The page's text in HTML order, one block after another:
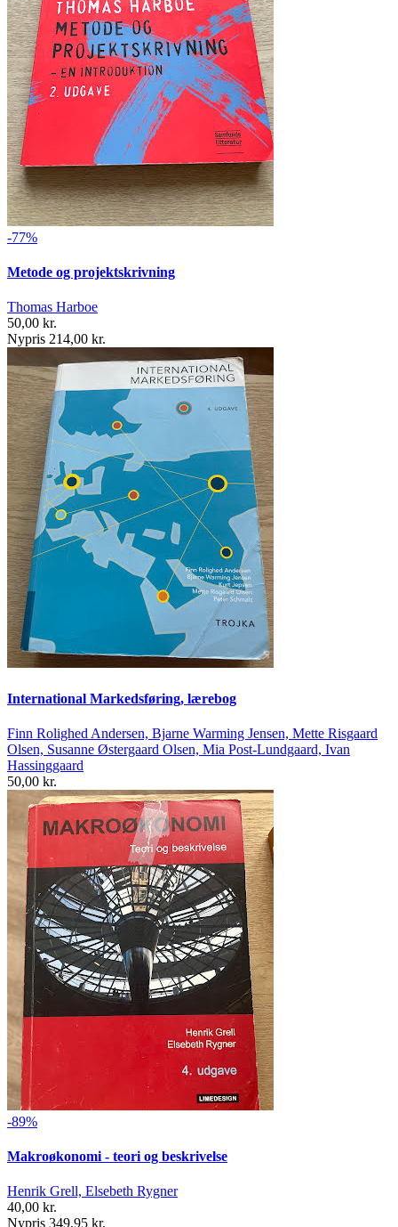
-77%
Metode og projektskrivning
Thomas Harboe
50,00 kr.
Nypris 214,00 kr.
International Markedsføring, lærebog
Finn Rolighed Andersen, Bjarne Warming Jensen, Mette Risgaard
Olsen, Susanne Østergaard Olsen, Mia Post-Lundgaard, Ivan
Hassinggaard
50,00 kr.
-89%
Makroøkonomi - teori og beskrivelse
Henrik Grell, Elsebeth Rygner
40,00 kr.
Nypris 349,95 kr.